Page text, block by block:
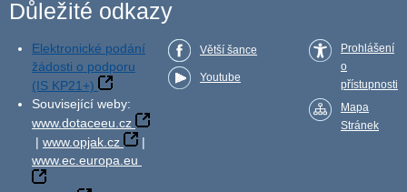
Důležité odkazy
Elektronické podání
žádosti o podporu
(IS KP21+)
Související weby:
www.dotaceeu.cz
| www.opjak.cz
|
www.ec.europa.eu
Větší šance
Youtube
Prohlášení
o
přístupnosti
Mapa
Stránek